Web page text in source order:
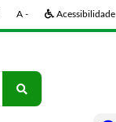
A - Acessibilidade